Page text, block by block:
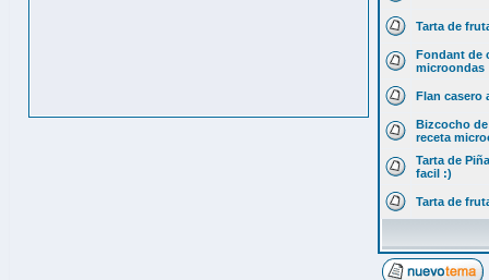
Tarta de
Fondant de
microondas
Flan casero
Bizcocho
receta
Tarta de
facil :)
Tarta de